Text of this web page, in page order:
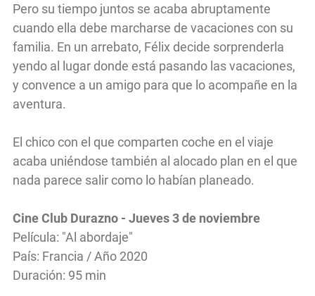
Pero su tiempo juntos se acaba abruptamente
cuando ella debe marcharse de vacaciones con su
familia. En un arrebato, Félix decide sorprenderla
yendo al lugar donde está pasando las vacaciones,
y convence a un amigo para que lo acompañe en la
aventura.
El chico con el que comparten coche en el viaje
acaba uniéndose también al alocado plan en el que
nada parece salir como lo habían planeado.
Cine Club Durazno - Jueves 3 de noviembre
Película: "Al abordaje"
País: Francia / Año 2020
Duración: 95 min